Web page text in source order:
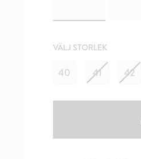
VÄLJ STORLEK
40 41 42